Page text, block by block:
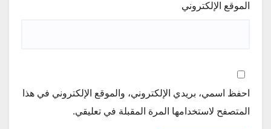
الموقع الإلكتروني
احفظ اسمي، بريدي الإلكتروني، والموقع الإلكتروني في هذا
المتصفح لاستخدامها المرة المقبلة في تعليقي.